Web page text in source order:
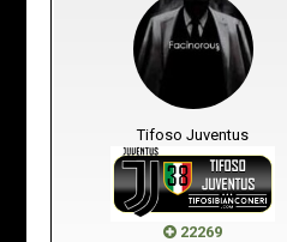
Tifoso Juventus
22269